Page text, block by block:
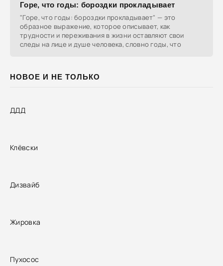
НОВОЕ И НЕ ТОЛЬКО
ДДД
Клёвски
Дизвайб
Жировка
Пухосос
Горе, что годы: бороздки прокладывает
"Горе, что годы: бороздки прокладывает" — это
образное выражение, которое описывает, как
трудности и переживания в жизни оставляют свои
следы на лице и душе человека, словно годы, что